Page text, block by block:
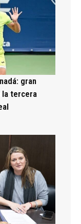
gran
la tercera